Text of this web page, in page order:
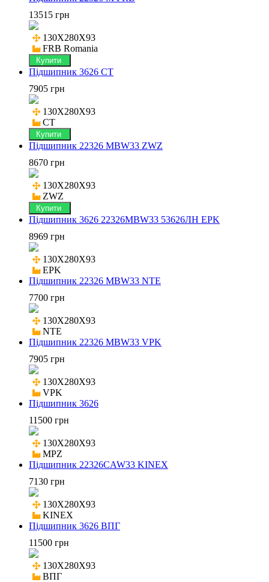
13515 грн
130X280X93
FRB Romania
Купити
Підшипник 3626 CT
7905 грн
130X280X93
CT
Купити
Підшипник 22326 MBW33 ZWZ
8670 грн
130X280X93
ZWZ
Купити
Підшипник 3626 22326MBW33 53626ЛН EPK
8969 грн
130X280X93
EPK
Підшипник 22326 MBW33 NTE
7700 грн
130X280X93
NTE
Підшипник 22326 MBW33 VPK
7905 грн
130X280X93
VPK
Підшипник 3626
11500 грн
130X280X93
MPZ
Підшипник 22326CAW33 KINEX
7130 грн
130X280X93
KINEX
Підшипник 3626 ВПГ
11500 грн
130X280X93
ВПГ